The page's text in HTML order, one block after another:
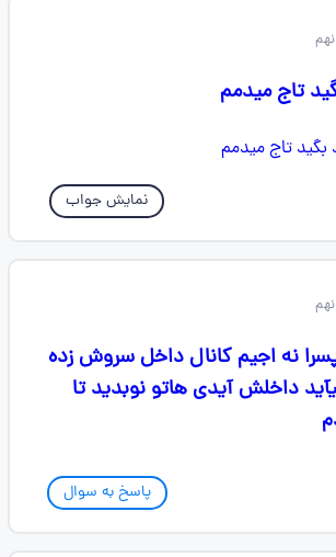
تاج میدمم
نمایش جواب
نه اجیم کانال داخل سروش زده
داخلش آیدی هاتو نو‌بدید تا
پاسخ به سوال